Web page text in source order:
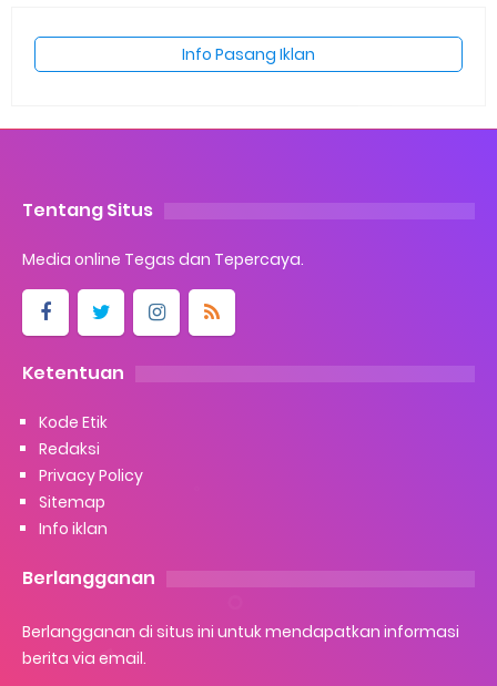
Info Pasang Iklan
Tentang Situs
Media online Tegas dan Tepercaya.
Ketentuan
Kode Etik
Redaksi
Privacy Policy
Sitemap
Info iklan
Berlangganan
Berlangganan di situs ini untuk mendapatkan informasi
berita via email.